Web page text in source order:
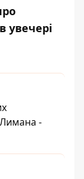
увечері
-